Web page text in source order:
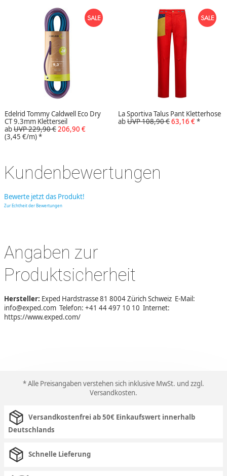
Edelrid Tommy Caldwell Eco Dry
CT 9.3mm Kletterseil
abUVP 229,90 €206,90 €
(3,45 €/m)*
La Sportiva Talus Pant Kletterhose
abUVP 108,90 €63,16 €*
Kundenbewertungen
Bewerte jetzt das Produkt!
Zur Echtheit der Bewertungen
Angaben zur
Produktsicherheit
Hersteller: Exped Hardstrasse 81 8004 Zürich Schweiz E-Mail:
info@exped.com Telefon: +41 44 497 10 10 Internet:
https://www.exped.com/
* Alle Preisangaben verstehen sich inklusive MwSt. und zzgl.
Versandkosten.
Versandkostenfrei ab 50€ Einkaufswert innerhalb
Deutschlands
Schnelle Lieferung